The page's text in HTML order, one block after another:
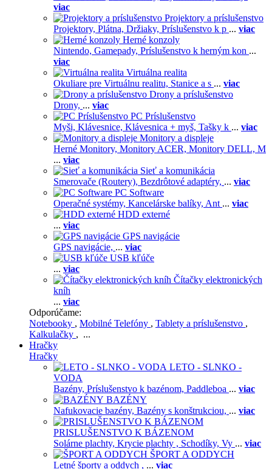
viac
Projektory a príslušenstvo
Projektory, Plátna, Držiaky, Príslušenstvo k p ... viac
Herné konzoly
Nintendo, Gamepady, Príslušenstvo k herným kon ...
viac
Virtuálna realita
Okuliare pre Virtuálnu realitu, Stanice a s ... viac
Drony a príslušenstvo
Drony, ... viac
PC Príslušenstvo
Myši, Klávesnice, Klávesnica + myš, Tašky k ... viac
Monitory a displeje
Herné Monitory, Monitory ACER, Monitory DELL, M
... viac
Sieť a komunikácia
Smerovače (Routery), Bezdrôtové adaptéry, ... viac
PC Software
Operačné systémy, Kancelárske balíky, Ant ... viac
HDD externé
... viac
GPS navigácie
GPS navigácie, ... viac
USB kľúče
... viac
Čítačky elektronických
kníh
... viac
Odporúčame:
Notebooky , Mobilné Telefóny , Tablety a príslušenstvo ,
Kalkulačky , ...
Hračky
Hračky
LETO - SLNKO -
VODA
Bazény, Príslušenstvo k bazénom, Paddleboa ... viac
BAZÉNY
Nafukovacie bazény, Bazény s konštrukciou, ... viac
PRISLUŠENSTVO K BÁZENOM
Solárne plachty, Krycie plachty , Schodíky, Vy ... viac
ŠPORT A ODDYCH
Letné športy a oddych , ... viac